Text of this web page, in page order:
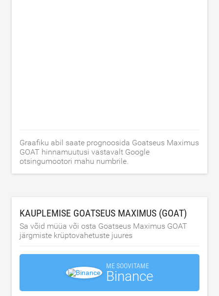
Graafiku abil saate prognoosida Goatseus Maximus
GOAT hinnamuutusi vastavalt Google
otsingumootori mahu numbrile.
KAUPLEMISE GOATSEUS MAXIMUS (GOAT)
Sa võid müüa või osta Goatseus Maximus GOAT
järgmiste krüptovahetuste juures
ME SOOVITAME
Binance